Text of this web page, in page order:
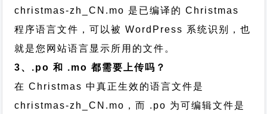
christmas-zh_CN.mo 是已编译的 Christmas
程序语言文件，可以被 WordPress 系统识别，也
就是您网站语言显示所用的文件。
3、.po 和 .mo 都需要上传吗？
在 Christmas 中真正生效的语言文件是
christmas-zh_CN.mo，而 .po 为可编辑文件是